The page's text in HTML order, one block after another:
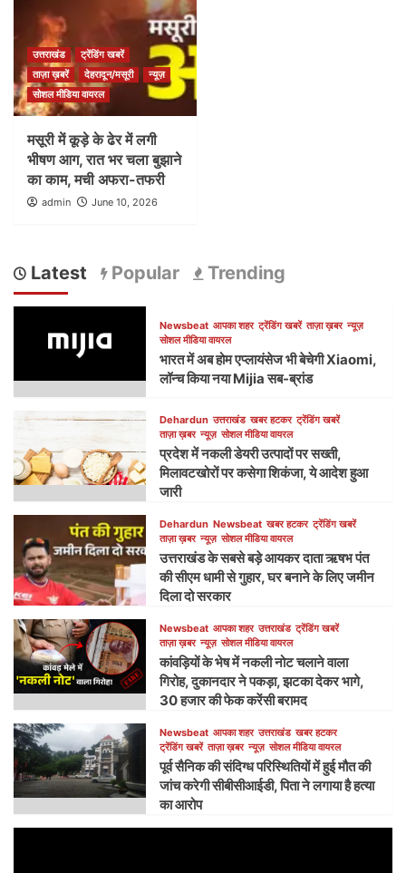
उत्तराखंड
ट्रेंडिंग खबरें
ताज़ा ख़बरें
देहरादून/मसूरी
न्यूज़
सोशल मीडिया वायरल
मसूरी में कूड़े के ढेर में लगी
भीषण आग, रात भर चला बुझाने
का काम, मची अफरा-तफरी
admin June 10, 2026
Latest Popular Trending
Newsbeat आपका शहर ट्रेंडिंग खबरें ताज़ा ख़बर न्यूज़
सोशल मीडिया वायरल
भारत में अब होम एप्लायंसेज भी बेचेगी Xiaomi,
लॉन्च किया नया Mijia सब-ब्रांड
Dehardun उत्तराखंड खबर हटकर ट्रेंडिंग खबरें
ताज़ा ख़बर न्यूज़ सोशल मीडिया वायरल
प्रदेश में नकली डेयरी उत्पादों पर सख्ती,
मिलावटखोरों पर कसेगा शिकंजा, ये आदेश हुआ
जारी
Dehardun Newsbeat खबर हटकर ट्रेंडिंग खबरें
ताज़ा ख़बर न्यूज़ सोशल मीडिया वायरल
उत्तराखंड के सबसे बड़े आयकर दाता ऋषभ पंत
की सीएम धामी से गुहार, घर बनाने के लिए जमीन
दिला दो सरकार
Newsbeat आपका शहर उत्तराखंड ट्रेंडिंग खबरें
ताज़ा ख़बर न्यूज़ सोशल मीडिया वायरल
कांवड़ियों के भेष में नकली नोट चलाने वाला
गिरोह, दुकानदार ने पकड़ा, झटका देकर भागे,
30 हजार की फेक करेंसी बरामद
Newsbeat आपका शहर उत्तराखंड खबर हटकर
ट्रेंडिंग खबरें ताज़ा ख़बर न्यूज़ सोशल मीडिया वायरल
पूर्व सैनिक की संदिग्ध परिस्थितियों में हुई मौत की
जांच करेगी सीबीसीआईडी, पिता ने लगाया है हत्या
का आरोप